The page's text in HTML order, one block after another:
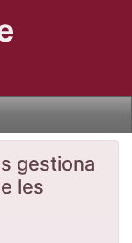
gestiona
les